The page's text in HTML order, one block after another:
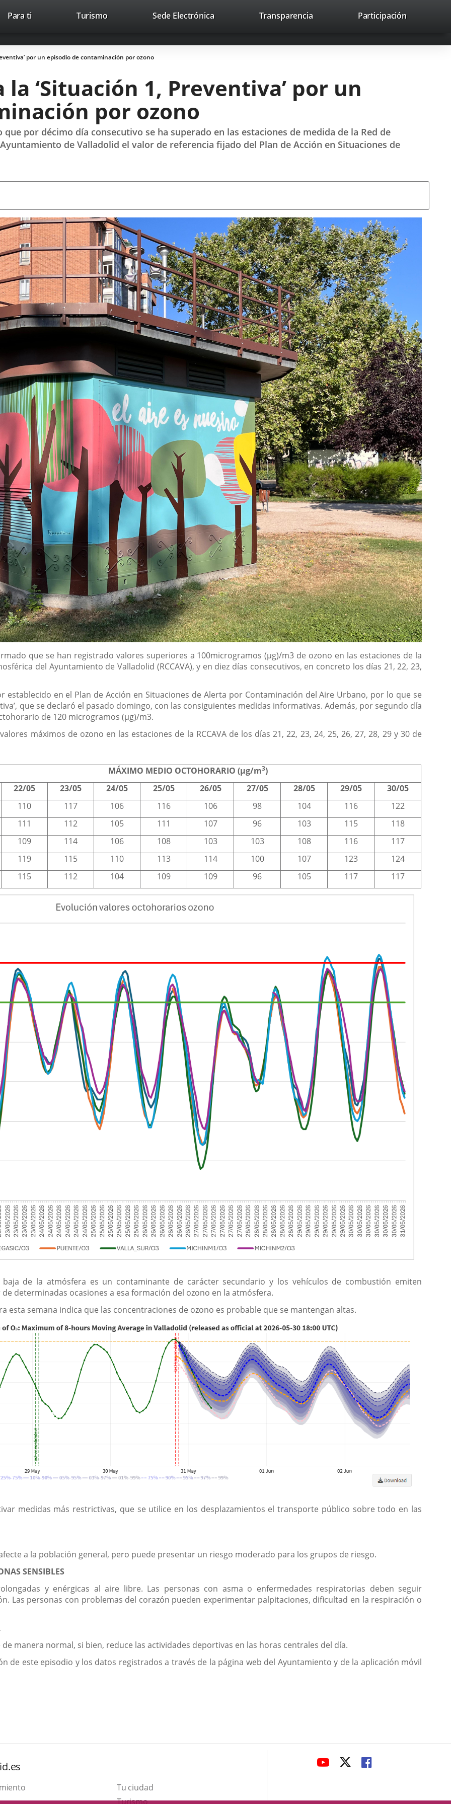
Trabaja con nosotros Contacto avaHeaderSocial
Enlace
una
Enlace
una
Enlace
una
Recherche
Para ti TurismoEste
abrirá
en
ventana
nueva.
Sede ElectrónicaEnlace
aplicación
Transparencia Participación
por un episodio de contaminación por ozono
‘Situación 1, Preventiva’ por un
por ozono
por décimo día consecutivo se ha superado en las estaciones de medida de la Red de
de Valladolid el valor de referencia fijado del Plan de Acción en Situaciones de
que se han registrado valores superiores a 100microgramos (µg)/m3 de ozono en las estaciones de la
del Ayuntamiento de Valladolid (RCCAVA), y en diez días consecutivos, en concreto los días 21, 22, 23,
establecido en el Plan de Acción en Situaciones de Alerta por Contaminación del Aire Urbano, por lo que se
que se declaró el pasado domingo, con las consiguientes medidas informativas. Además, por segundo día
de 120 microgramos (µg)/m3.
máximos de ozono en las estaciones de la RCCAVA de los días 21, 22, 23, 24, 25, 26, 27, 28, 29 y 30 de
MÁXIMO MEDIO OCTOHORARIO (µg/m3)
22/05 23/05 24/05 25/05 26/05 27/05 28/05 29/05
30/05
110 117 106 116 106 98 104 116
122
111 112 105 111 107 96 103 115
118
109 114 106 108 103 103 108 116
117
119 115 110 113 114 100 107 123
124
115 112 104 109 109 96 105 117 117
de la atmósfera es un contaminante de carácter secundario y los vehículos de combustión emiten
determinadas ocasiones a esa formación del ozono en la atmósfera.
esta semana indica que las concentraciones de ozono es probable que se mantengan altas.
medidas más restrictivas, que se utilice en los desplazamientos el transporte público sobre todo en las
a la población general, pero puede presentar un riesgo moderado para los grupos de riesgo.
SENSIBLES
y enérgicas al aire libre. Las personas con asma o enfermedades respiratorias deben seguir
Las personas con problemas del corazón pueden experimentar palpitaciones, dificultad en la respiración o
manera normal, si bien, reduce las actividades deportivas en las horas centrales del día.
de este episodio y los datos registrados a través de la página web del Ayuntamiento y de la aplicación móvil
Tu ciudad
TurismoEste
ENLACE
APLICACIÓN
ENLACE
APLICACIÓN
ENLACE
APLICACIÓN